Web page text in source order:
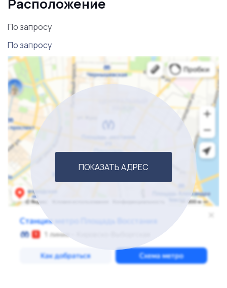
запустит все процессы и увеличит эффективность
данного бизнеса.
Расположение
По запросу
По запросу
ПОКАЗАТЬ АДРЕС